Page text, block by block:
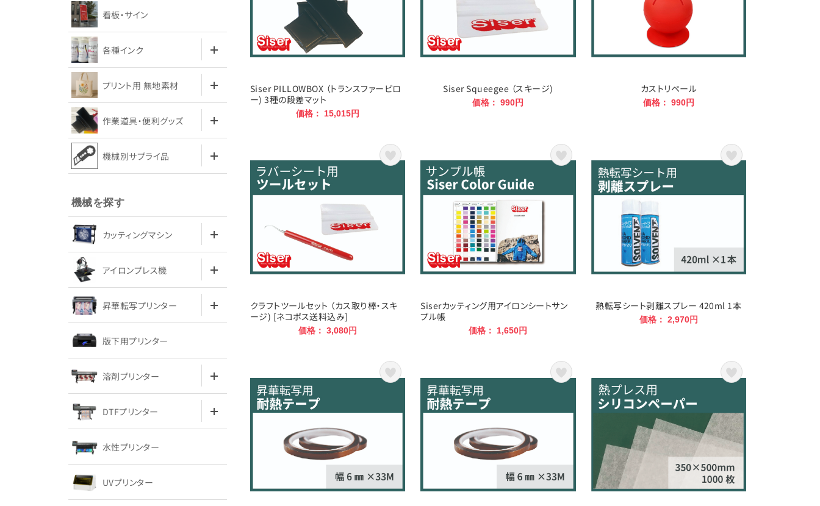
Siser PILLOWBOX （トランスファーピロ
ー) 3種の段差マット
価格： 15,015円
Siser Squeegee （スキージ)
価格： 990円
カストリペール
価格： 990円
クラフトツールセット （カス取り棒・スキ
ージ) [ネコポス送料込み]
価格： 3,080円
Siserカッティング用アイロンシートサン
プル帳
価格： 1,650円
熱転写シート剥離スプレー 420ml 1本
価格： 2,970円
看板・サイン
各種インク
プリント用 無地素材
作業道具・便利グッズ
機械別サプライ品
機械を探す
カッティングマシン
アイロンプレス機
昇華転写プリンター
版下用プリンター
溶剤プリンター
DTFプリンター
水性プリンター
UVプリンター